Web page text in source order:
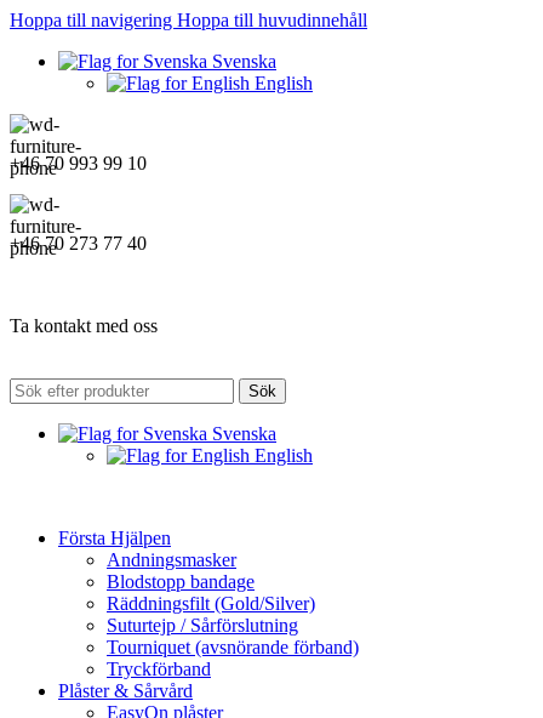
Hoppa till navigering Hoppa till huvudinnehåll
Svenska
English
+46 70 993 99 10
+46 70 273 77 40
Ta kontakt med oss
Sök
Svenska
English
Första Hjälpen
Andningsmasker
Blodstopp bandage
Räddningsfilt (Gold/Silver)
Suturtejp / Sårförslutning
Tourniquet (avsnörande förband)
Tryckförband
Plåster & Sårvård
EasyOn plåster